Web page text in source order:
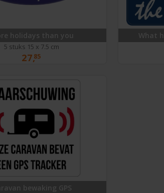
holidays than you
5 stuks 15 x 7.5 cm
27,85
What
bewaking GPS